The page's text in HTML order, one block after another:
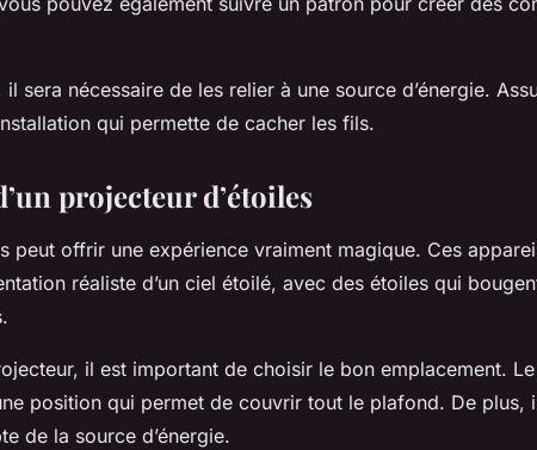
il sera nécessaire de les relier à une source d’énergie.
qui permette de cacher les fils.
projecteur d’étoiles
peut offrir une expérience vraiment magique. Ces
réaliste d’un ciel étoilé, avec des étoiles qui
il est important de choisir le bon emplacement.
position qui permet de couvrir tout le plafond. De plus,
de la source d’énergie.